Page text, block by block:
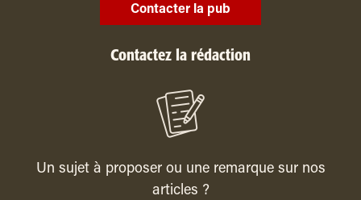
Contacter la pub
Contactez la rédaction
Un sujet à proposer ou une remarque sur nos
articles ?